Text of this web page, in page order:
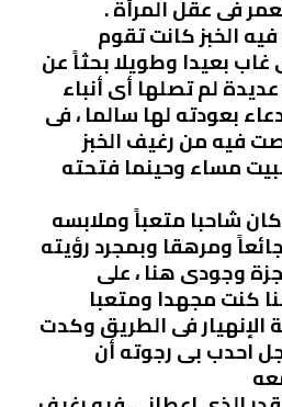
فى عقل المرأة .
الخبز كانت تقوم
غاب بعيدا وطويلا بحثاً عن
لم تصلها أى أنباء
بعودته لها سالما ، فى
فيه من رغيف الخبز
مساء وحينما فتحته
كان شاحبا متعباً وملابسه
ومرهقا وبمجرد رؤيته
وجودى هنا ، على
كنت مجهدا ومتعبا
الإنهيار فى الطريق وكدت
احدب بى رجوته أن